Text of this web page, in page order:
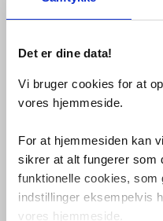
Det er dine data!
Vi bruger cookies for at
vores hjemmeside.
For at hjemmesiden kan
sikrer at alt fungerer som
funktionelle cookies,
indstillinger eksempelvis
vores hjemmeside.
Fragt 65,-